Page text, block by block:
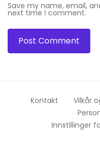
Save my name, email,
next time I comment.
Kontakt Vilkår
Innstillinger